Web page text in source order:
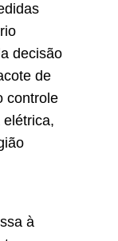
decisão
de
controle
à